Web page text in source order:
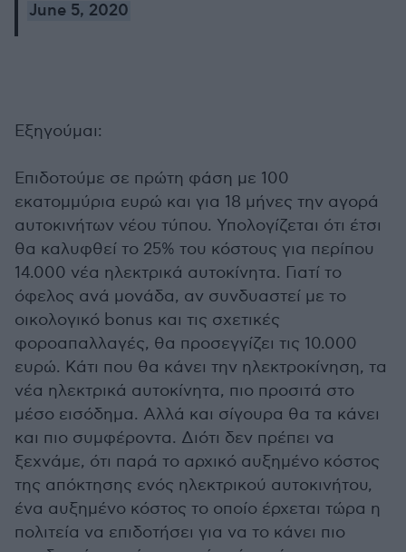
June 5, 2020
Εξηγούμαι:
Επιδοτούμε σε πρώτη φάση με 100
εκατομμύρια ευρώ και για 18 μήνες την αγορά
αυτοκινήτων νέου τύπου. Υπολογίζεται ότι έτσι
θα καλυφθεί το 25% του κόστους για περίπου
14.000 νέα ηλεκτρικά αυτοκίνητα. Γιατί το
όφελος ανά μονάδα, αν συνδυαστεί με το
οικολογικό bonus και τις σχετικές
φοροαπαλλαγές, θα προσεγγίζει τις 10.000
ευρώ. Κάτι που θα κάνει την ηλεκτροκίνηση, τα
νέα ηλεκτρικά αυτοκίνητα, πιο προσιτά στο
μέσο εισόδημα. Αλλά και σίγουρα θα τα κάνει
και πιο συμφέροντα. Διότι δεν πρέπει να
ξεχνάμε, ότι παρά το αρχικό αυξημένο κόστος
της απόκτησης ενός ηλεκτρικού αυτοκινήτου,
ένα αυξημένο κόστος το οποίο έρχεται τώρα η
πολιτεία να επιδοτήσει για να το κάνει πιο